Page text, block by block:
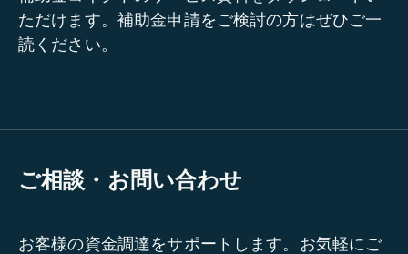
ただけます。補助金申請をご検討の方はぜひご一
読ください。
ご相談・お問い合わせ
お客様の資金調達をサポートします。お気軽にご